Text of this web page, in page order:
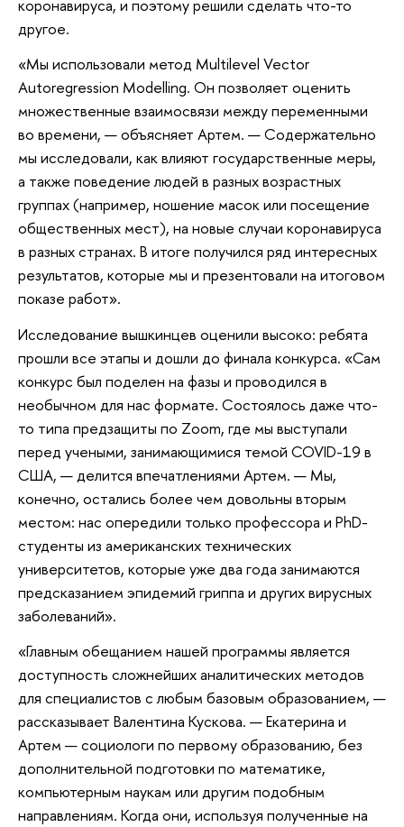
коронавируса, и поэтому решили сделать что-то
другое.
«Мы использовали метод Multilevel Vector
Autoregression Modelling. Он позволяет оценить
множественные взаимосвязи между переменными
во времени, — объясняет Артем. — Содержательно
мы исследовали, как влияют государственные меры,
а также поведение людей в разных возрастных
группах (например, ношение масок или посещение
общественных мест), на новые случаи коронавируса
в разных странах. В итоге получился ряд интересных
результатов, которые мы и презентовали на итоговом
показе работ».
Исследование вышкинцев оценили высоко: ребята
прошли все этапы и дошли до финала конкурса. «Сам
конкурс был поделен на фазы и проводился в
необычном для нас формате. Состоялось даже что-
то типа предзащиты по Zoom, где мы выступали
перед учеными, занимающимися темой COVID-19 в
США, — делится впечатлениями Артем. — Мы,
конечно, остались более чем довольны вторым
местом: нас опередили только профессора и PhD-
студенты из американских технических
университетов, которые уже два года занимаются
предсказанием эпидемий гриппа и других вирусных
заболеваний».
«Главным обещанием нашей программы является
доступность сложнейших аналитических методов
для специалистов с любым базовым образованием, —
рассказывает Валентина Кускова. — Екатерина и
Артем — социологи по первому образованию, без
дополнительной подготовки по математике,
компьютерным наукам или другим подобным
направлениям. Когда они, используя полученные на